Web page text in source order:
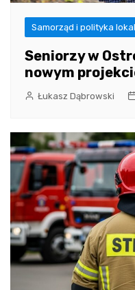
Samorząd i polityka
Seniorzy w
nowym
Łukasz Dąbrowski